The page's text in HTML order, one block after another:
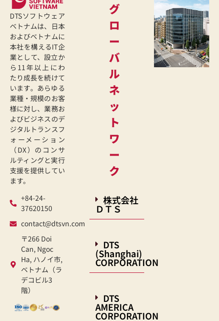
DTSソフトウェア
ベトナムは、日本
およびベトナムに
本社を構えるIT企
業として、設立か
ら11年以上にわ
たり成長を続けて
います。あらゆる
業種・規模のお客
様に対し、業務お
よびビジネスのデ
ジタルトランスフ
ォーメーション
（DX）のコンサ
ルティングと実行
支援を提供してい
ます。
+84-24-
37620150
contact@dtsvn.com
〒266 Doi
Can, Ngoc
Ha, ハノイ市,
ベトナム（ラ
デコビル3
階）
グ
ロ
ー
バ
ル
ネ
ッ
ト
ワ
ー
ク
株式会社
ＤＴＳ
DTS
(Shanghai)
CORPORATION
DTS
AMERICA
CORPORATION